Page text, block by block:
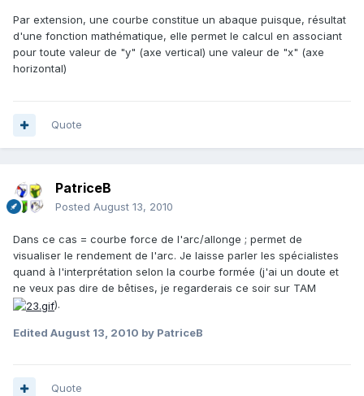
Par extension, une courbe constitue un abaque puisque, résultat
d'une fonction mathématique, elle permet le calcul en associant
pour toute valeur de "y" (axe vertical) une valeur de "x" (axe
horizontal)
Quote
PatriceB
Posted August 13, 2010
Dans ce cas = courbe force de l'arc/allonge ; permet de
visualiser le rendement de l'arc. Je laisse parler les spécialistes
quand à l'interprétation selon la courbe formée (j'ai un doute et
ne veux pas dire de bêtises, je regarderais ce soir sur TAM
).
Edited August 13, 2010 by PatriceB
Quote